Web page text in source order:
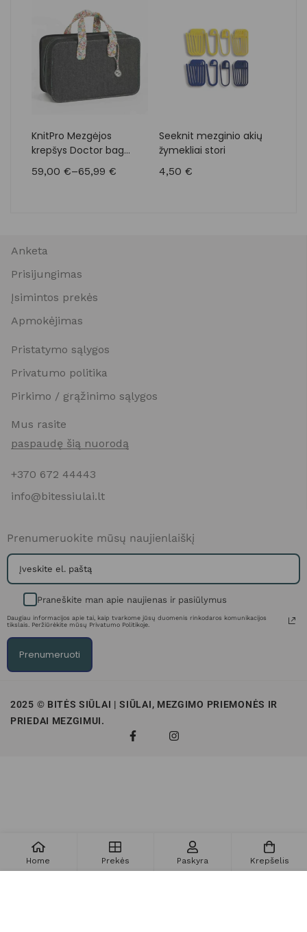
KnitPro Mezgėjos
krepšys Doctor bag
didelis
59,00 €–65,99 €
Seeknit mezginio akių
žymekliai stori
4,50 €
Anketa
Prisijungimas
Įsimintos prekės
Apmokėjimas
Pristatymo sąlygos
Privatumo politika
Pirkimo / grąžinimo sąlygos
Mus rasite
paspaudę šią nuorodą
+370 672 44443
info@bitessiulai.lt
Prenumeruokite mūsų naujienlaiškį
Praneškite man apie naujienas ir pasiūlymus
Daugiau informacijos apie tai, kaip tvarkome jūsų duomenis rinkodaros komunikacijos
tikslais. Peržiūrėkite mūsų Privatumo Politikoje.
Prenumeruoti
2025 © BITĖS SIŪLAI | SIŪLAI, MEZGIMO PRIEMONĖS IR
PRIEDAI MEZGIMUI.
Home Prekės Paskyra Krepšelis